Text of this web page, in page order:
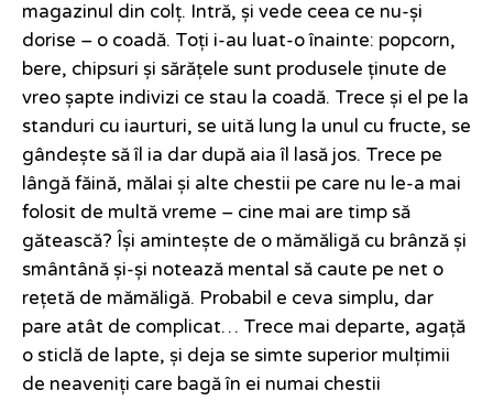
magazinul din colț. Intră, și vede ceea ce nu-și
dorise – o coadă. Toți i-au luat-o înainte: popcorn,
bere, chipsuri și sărățele sunt produsele ținute de
vreo șapte indivizi ce stau la coadă. Trece și el pe la
standuri cu iaurturi, se uită lung la unul cu fructe, se
gândește să îl ia dar după aia îl lasă jos. Trece pe
lângă făină, mălai și alte chestii pe care nu le-a mai
folosit de multă vreme – cine mai are timp să
gătească? Își amintește de o mămăligă cu brânză și
smântână și-și notează mental să caute pe net o
rețetă de mămăligă. Probabil e ceva simplu, dar
pare atât de complicat… Trece mai departe, agață
o sticlă de lapte, și deja se simte superior mulțimii
de neaveniți care bagă în ei numai chestii